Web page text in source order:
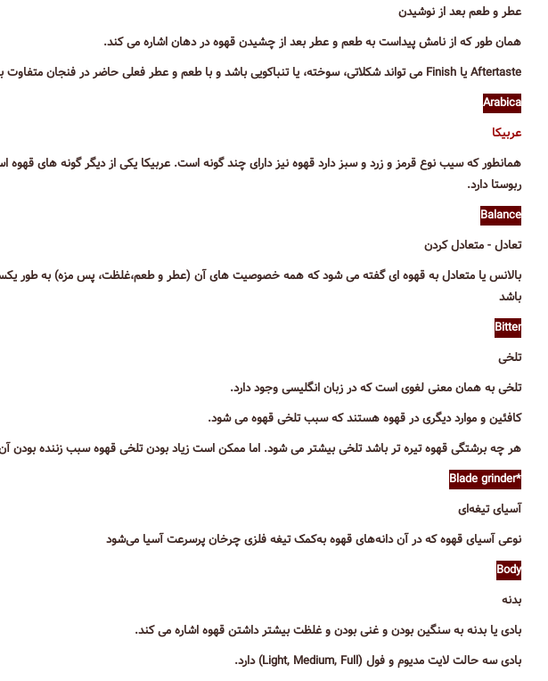
عطر و طعم بعد از نوشیدن
همان طور که از نامش پیداست به طعم و عطر بعد از چشیدن قهوه در دهان اشاره می کند.
Aftertaste یا Finish می تواند شکلاتی، سوخته، یا تنباکویی باشد و با طعم و عطر فعلی حاضر در فنجان متفاوت باشد.
Arabica
عربیکا
همانطور که سیب نوع قرمز و زرد و سبز دارد قهوه نیز دارای چند گونه است. عربیکا یکی از دیگر گونه های
ربوستا دارد.
Balance
تعادل - متعادل کردن
بالانس یا متعادل به قهوه ای گفته می شود که همه خصوصیت های آن (عطر و طعم،غلظت، پس مزه) به طور
باشد
Bitter
تلخی
تلخی به همان معنی لغوی است که در زبان انگلیسی وجود دارد.
کافئین و موارد دیگری در قهوه هستند که سبب تلخی قهوه می شود.
هر چه برشتگی قهوه تیره تر باشد تلخی بیشتر می شود. اما ممکن است زیاد بودن تلخی قهوه سبب زننده بودن
*Blade grinder
آسیای تیغه‌ای
نوعی آسیای قهوه که در آن دانه‌های قهوه به‌کمک تیغه فلزی چرخان پرسرعت آسیا می‌شود
Body
بدنه
بادی یا بدنه به سنگین بودن و غنی بودن و غلظت بیشتر داشتن قهوه اشاره می کند.
بادی سه حالت لایت مدیوم و فول (Light, Medium, Full) دارد.